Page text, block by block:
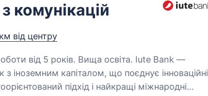
комунікацій
від центру
від 5 років. Вища освіта. Iute Bank —
іноземним капіталом, що поєднує інноваційні
підхід і найкращі міжнародні